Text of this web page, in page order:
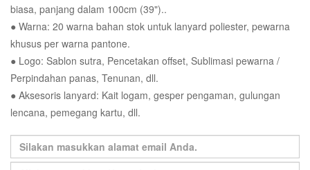
biasa, panjang dalam 100cm (39")..
● Warna: 20 warna bahan stok untuk lanyard poliester, pewarna
khusus per warna pantone.
● Logo: Sablon sutra, Pencetakan offset, Sublimasi pewarna /
Perpindahan panas, Tenunan, dll.
● Aksesoris lanyard: Kait logam, gesper pengaman, gulungan
lencana, pemegang kartu, dll.